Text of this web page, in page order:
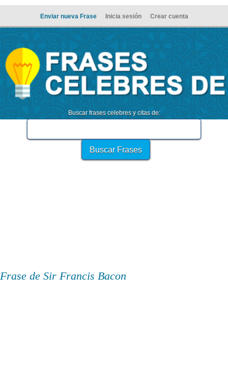
Enviar nueva Frase Inicia sesión Crear cuenta
Buscar frases celebres y citas de:
Frase de Sir Francis Bacon